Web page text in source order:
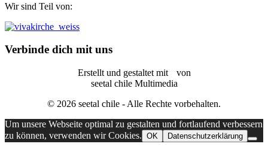
Wir sind Teil von:
Verbinde dich mit uns
Erstellt und gestaltet mit
von
seetal chile Multimedia
© 2026 seetal chile - Alle Rechte vorbehalten.
Um unsere Webseite optimal zu gestalten und fortlaufend verbessern
zu können, verwenden wir Cookies. OK Datenschutzerklärung